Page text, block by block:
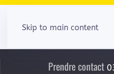
Skip to main content
Prendre contact